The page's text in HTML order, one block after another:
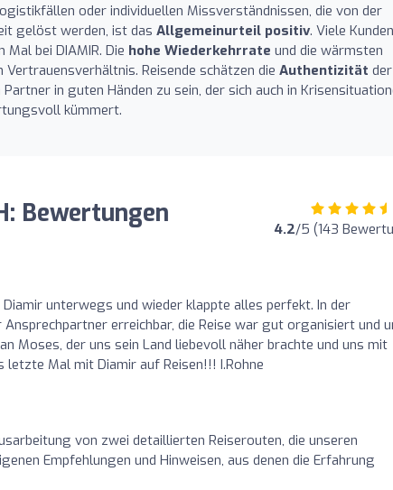
oder individuellen Missverständnissen, die von der
gelöst werden, ist das Allgemeinurteil positiv. Viele Kunden
bei DIAMIR. Die hohe Wiederkehrrate und die wärmsten
Reisende schätzen die Authentizität der
in guten Händen zu sein, der sich auch in
kümmert.
Bewertungen 4.2/5 (143
unterwegs und wieder klappte alles perfekt. In der
erreichbar, die Reise war gut organisiert und
Moses, der uns sein Land liebevoll näher brachte und uns mit
Mal mit Diamir auf Reisen!!! I.Rohne
von zwei detaillierten Reiserouten, die unseren
Empfehlungen und Hinweisen, aus denen die Erfahrung